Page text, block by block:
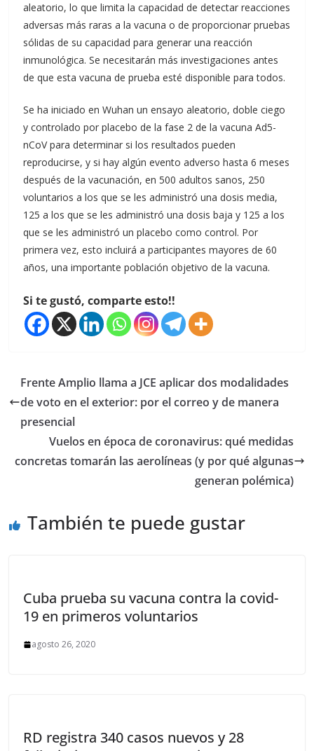
aleatorio, lo que limita la capacidad de detectar reacciones
adversas más raras a la vacuna o de proporcionar pruebas
sólidas de su capacidad para generar una reacción
inmunológica. Se necesitarán más investigaciones antes
de que esta vacuna de prueba esté disponible para todos.
Se ha iniciado en Wuhan un ensayo aleatorio, doble ciego
y controlado por placebo de la fase 2 de la vacuna Ad5-
nCoV para determinar si los resultados pueden
reproducirse, y si hay algún evento adverso hasta 6 meses
después de la vacunación, en 500 adultos sanos, 250
voluntarios a los que se les administró una dosis media,
125 a los que se les administró una dosis baja y 125 a los
que se les administró un placebo como control. Por
primera vez, esto incluirá a participantes mayores de 60
años, una importante población objetivo de la vacuna.
Si te gustó, comparte esto!!
Frente Amplio llama a JCE aplicar dos modalidades
de voto en el exterior: por el correo y de manera
presencial
Vuelos en época de coronavirus: qué medidas
concretas tomarán las aerolíneas (y por qué algunas
generan polémica)
También te puede gustar
Cuba prueba su vacuna contra la covid-
19 en primeros voluntarios
agosto 26, 2020
RD registra 340 casos nuevos y 28